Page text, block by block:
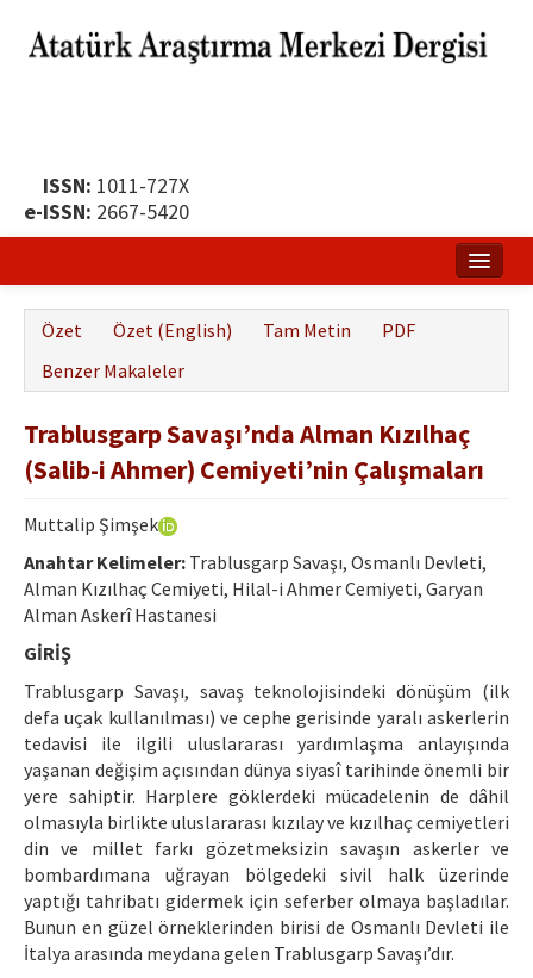
ISSN: 1011-727X
e-ISSN: 2667-5420
Yayın Politikası
Dergi Kurulları
Etik İlkeler
Yazar Rehberi
İletişim
Özet Özet (English) Tam Metin
PDF
Benzer Makaleler
Trablusgarp Savaşı’nda Alman Kızılhaç
(Salib-i Ahmer) Cemiyeti’nin Çalışmaları
Muttalip Şimşek
Anahtar Kelimeler: Trablusgarp Savaşı, Osmanlı Devleti,
Alman Kızılhaç Cemiyeti, Hilal-i Ahmer Cemiyeti, Garyan
Alman Askerî Hastanesi
GİRİŞ
Trablusgarp Savaşı, savaş teknolojisindeki dönüşüm (ilk
defa uçak kullanılması) ve cephe gerisinde yaralı askerlerin
tedavisi ile ilgili uluslararası yardımlaşma anlayışında
yaşanan değişim açısından dünya siyasî tarihinde önemli bir
yere sahiptir. Harplere göklerdeki mücadelenin de dâhil
olmasıyla birlikte uluslararası kızılay ve kızılhaç cemiyetleri
din ve millet farkı gözetmeksizin savaşın askerler ve
bombardımana uğrayan bölgedeki sivil halk üzerinde
yaptığı tahribatı gidermek için seferber olmaya başladılar.
Bunun en güzel örneklerinden birisi de Osmanlı Devleti ile
İtalya arasında meydana gelen Trablusgarp Savaşı’dır.